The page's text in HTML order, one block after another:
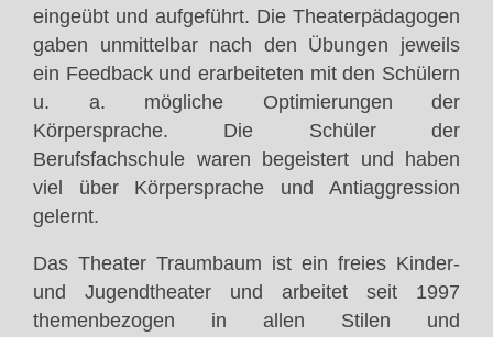
eingeübt und aufgeführt. Die Theaterpädagogen
gaben unmittelbar nach den Übungen jeweils
ein Feedback und erarbeiteten mit den Schülern
u. a. mögliche Optimierungen der
Körpersprache. Die Schüler der
Berufsfachschule waren begeistert und haben
viel über Körpersprache und Antiaggression
gelernt.
Das Theater Traumbaum ist ein freies Kinder-
und Jugendtheater und arbeitet seit 1997
themenbezogen in allen Stilen und